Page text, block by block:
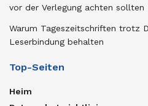
vor der Verlegung achten sollten
Warum Tageszeitschriften trotz
Leserbindung behalten
Top-Seiten
Heim